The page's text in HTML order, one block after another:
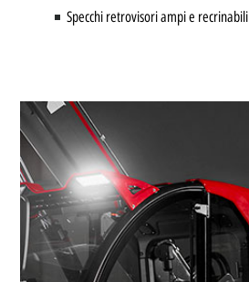
Specchi retrovisori ampi e recrinabili